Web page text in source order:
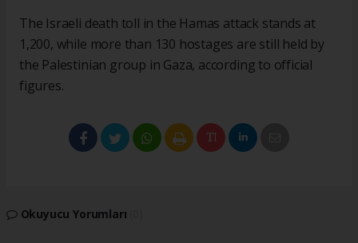
The Israeli death toll in the Hamas attack stands at
1,200, while more than 130 hostages are still held by
the Palestinian group in Gaza, according to official
figures.
Okuyucu Yorumları